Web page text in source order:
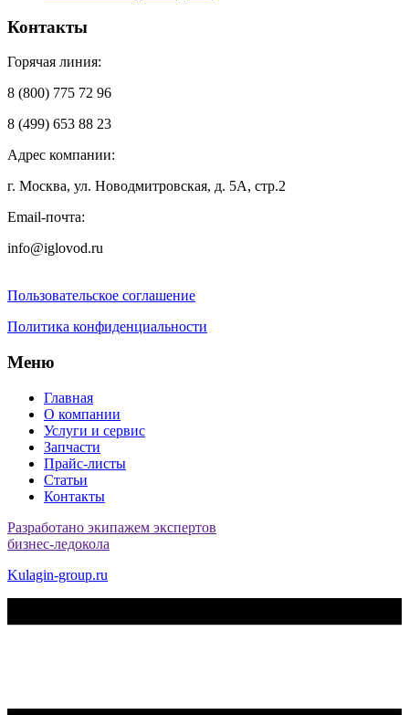
Контакты
Горячая линия:
8 (800) 775 72 96
8 (499) 653 88 23
Адрес компании:
г. Москва, ул. Новодмитровская, д. 5А, стр.2
Email-почта:
info@iglovod.ru
Пользовательское соглашение
Политика конфиденциальности
Меню
Главная
О компании
Услуги и сервис
Запчасти
Прайс-листы
Статьи
Контакты
Разработано экипажем экспертов
бизнес-ледокола
Kulagin-group.ru